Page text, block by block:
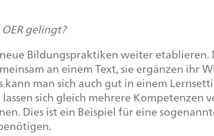
gelingt?
Bildungspraktiken weiter etablieren.
an einem Text, sie ergänzen ihr
man sich auch gut in einem
sich gleich mehrere Kompetenzen
Dies ist ein Beispiel für eine